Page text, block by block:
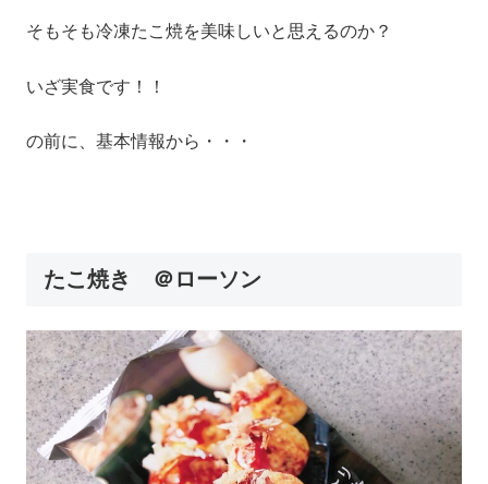
そもそも冷凍たこ焼を美味しいと思えるのか？
いざ実食です！！
の前に、基本情報から・・・
たこ焼き ＠ローソン